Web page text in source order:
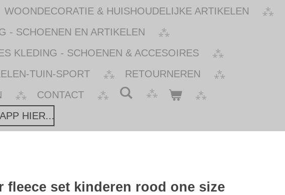
WOONDECORATIE & HUISHOUDELIJKE ARTIKELEN
- SCHOENEN EN ARTIKELEN
KLEDING - SCHOENEN & ACCESOIRES
TUIN-SPORT
RETOURNEREN
CONTACT
HIER...
fleece set kinderen rood one size